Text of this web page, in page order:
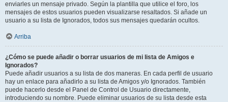
enviarles un mensaje privado. Según la plantilla que utilice el foro, los
mensajes de estos usuarios pueden visualizarse resaltados. Si añade un
usuario a su lista de Ignorados, todos sus mensajes quedarán ocultos.
Arriba
¿Cómo se puede añadir o borrar usuarios de mi lista de Amigos e
Ignorados?
Puede añadir usuarios a su lista de dos maneras. En cada perfil de usuario
hay un enlace para añadirlo a su lista de Amigos y/o Ignorados. También
puede hacerlo desde el Panel de Control de Usuario directamente,
introduciendo su nombre. Puede eliminar usuarios de su lista desde esta